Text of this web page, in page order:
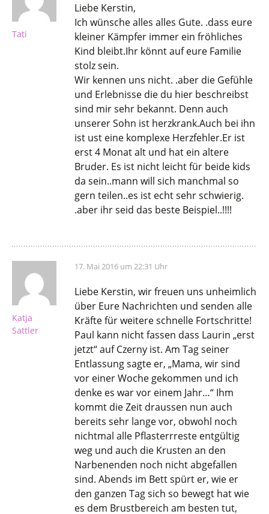
Tati
Liebe Kerstin,
Ich wünsche alles alles Gute. .dass eure
kleiner Kämpfer immer ein fröhliches
Kind bleibt.Ihr könnt auf eure Familie
stolz sein.
Wir kennen uns nicht. .aber die Gefühle
und Erlebnisse die du hier beschreibst
sind mir sehr bekannt. Denn auch
unserer Sohn ist herzkrank.Auch bei ihn
ist ust eine komplexe Herzfehler.Er ist
erst 4 Monat alt und hat ein altere
Bruder. Es ist nicht leicht für beide kids
da sein..mann will sich manchmal so
gern teilen..es ist echt sehr schwierig.
.aber ihr seid das beste Beispiel..!!!!
Katja
Sattler
17. Mai 2016 um 22:31 Uhr
Liebe Kerstin, wir freuen uns unheimlich
über Eure Nachrichten und senden alle
Kräfte für weitere schnelle Fortschritte!
Paul kann nicht fassen dass Laurin „erst
jetzt“ auf Czerny ist. Am Tag seiner
Entlassung sagte er, „Mama, wir sind
vor einer Woche gekommen und ich
denke es war vor einem Jahr…“ Ihm
kommt die Zeit draussen nun auch
bereits sehr lange vor, obwohl noch
nichtmal alle Pflasterrreste entgültig
weg und auch die Krusten an den
Narbenenden noch nicht abgefallen
sind. Abends im Bett spürt er, wie er
den ganzen Tag sich so bewegt hat wie
es dem Brustbereich am besten tut,